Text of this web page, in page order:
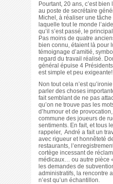
Pourtant, 20 ans, c’est
au poste de secrétaire
Michel, à réaliser une
laquelle tout le monde
qu’il s’est passé, le
Pas moins de quatre
bien connu, étaient là pour
témoignage d’amitié,
regard du travail réalisé.
général épuise 4
est simple et peu
Non tout cela n’est
parler des choses
fait semblant de ne pas
qu’on ne trouve pas les
d’humour et de
commune des joueurs de
sentiments. En fait, et tous
rappeler, André a fait un
avec rigueur et honnêteté
restaurants,
cortège incessant de
médicaux… ou autre pièce
les demandes de
administratifs, la rencontre
n’est qu’un échantillon.